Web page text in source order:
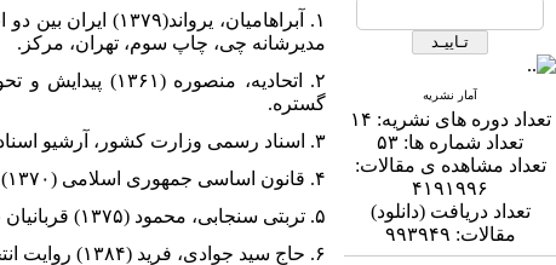
آمار نشریه
تعداد دوره های نشریه: ۱۴
تعداد شماره ها: ۵۳
تعداد مشاهده ی مقالات:
۴۱۹۱۹۹۶
تعداد دریافت (دانلود)
مقالات: ۹۹۳۹۴۹
۱. آبراهامیان،
مدیرشانه چی، چاپ سوم، تهران، مرکز.
۲. اتحادیه،
گستره.
۳. اسناد رسمی وزارت کشور‌، آرشیو اسناد.
۴. قانون اساسی جمهوری اسلامی (۱۳۷۰) تهران: سازمان چاپ و انتشارات وزارت فرهنگ و ارشاد اسلامی.
۵. تربتی سنجابی، محمود (۱۳۷۵) قربانیان باور و احزاب سیاسی ایران، چاپ اول، تهران: آسیا.
۶. حاج سید جوادی، فرید (۱۳۸۴) روایت انتخابات، تهران: تسنیم اندیشه‌.